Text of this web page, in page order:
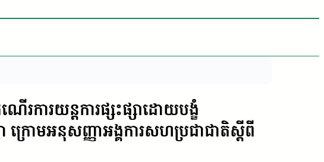
ើរការយន្តការផ្សះផ្សាដោយបង្ខំ
ោមអនុសញ្ញាអង្គការសហប្រជាជាតិស្តីពី